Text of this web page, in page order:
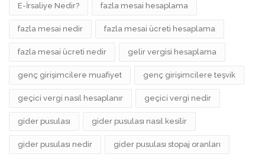
E-İrsaliye Nedir? fazla mesai hesaplama
fazla mesai nedir fazla mesai ücreti hesaplama
fazla mesai ücreti nedir gelir vergisi hesaplama
genç girişimcilere muafiyet genç girişimcilere teşvik
geçici vergi nasıl hesaplanır geçici vergi nedir
gider pusulası gider pusulası nasıl kesilir
gider pusulası nedir gider pusulası stopaj oranları